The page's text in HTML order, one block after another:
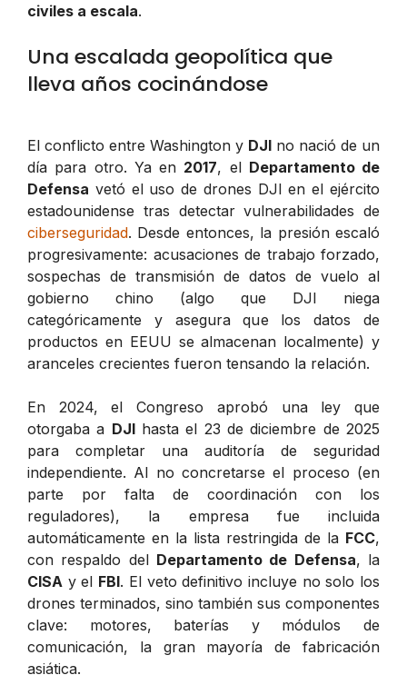
civiles a escala.
Una escalada geopolítica que
lleva años cocinándose
El conflicto entre Washington y DJI no nació de un
día para otro. Ya en 2017, el Departamento de
Defensa vetó el uso de drones DJI en el ejército
estadounidense tras detectar vulnerabilidades de
ciberseguridad. Desde entonces, la presión escaló
progresivamente: acusaciones de trabajo forzado,
sospechas de transmisión de datos de vuelo al
gobierno chino (algo que DJI niega
categóricamente y asegura que los datos de
productos en EEUU se almacenan localmente) y
aranceles crecientes fueron tensando la relación.
En 2024, el Congreso aprobó una ley que
otorgaba a DJIhasta el 23 de diciembre de 2025
para completar una auditoría de seguridad
independiente. Al no concretarse el proceso (en
parte por falta de coordinación con los
reguladores), la empresa fue incluida
automáticamente en la lista restringida de la FCC,
con respaldo del Departamento de Defensa, la
CISA y el FBI. El veto definitivo incluye no solo los
drones terminados, sino también sus componentes
clave: motores, baterías y módulos de
comunicación, la gran mayoría de fabricación
asiática.